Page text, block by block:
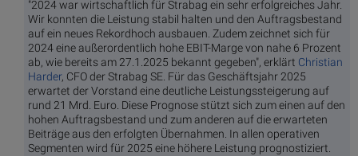
"2024 war wirtschaftlich für Strabag ein sehr erfolgreiches Jahr.
Wir konnten die Leistung stabil halten und den Auftragsbestand
auf ein neues Rekordhoch ausbauen. Zudem zeichnet sich für
2024 eine außerordentlich hohe EBIT-Marge von nahe 6 Prozent
ab, wie bereits am 27.1.2025 bekannt gegeben", erklärt Christian
Harder, CFO der Strabag SE. Für das Geschäftsjahr 2025
erwartet der Vorstand eine deutliche Leistungssteigerung auf
rund 21 Mrd. Euro. Diese Prognose stützt sich zum einen auf den
hohen Auftragsbestand und zum anderen auf die erwarteten
Beiträge aus den erfolgten Übernahmen. In allen operativen
Segmenten wird für 2025 eine höhere Leistung prognostiziert.